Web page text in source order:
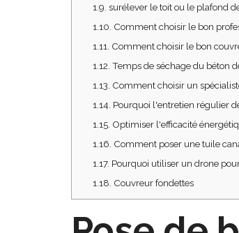
1.9. surélever le toit ou le plafond
1.10. Comment choisir le bon
1.11. Comment choisir le bon
1.12. Temps de séchage du béton
1.13. Comment choisir un
1.14. Pourquoi l'entretien régulier
1.15. Optimiser l'efficacité
1.16. Comment poser une tuile
1.17. Pourquoi utiliser un drone
1.18. Couvreur fondettes